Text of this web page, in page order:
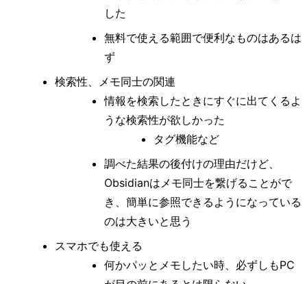
した
無料で使える範囲で便利なものはあるは
ず
検索性、メモ同士の関連
情報を検索したときにすぐに出てくるよ
うな検索性が欲しかった
タグ機能など
調べた結果の後付けの理由だけど、
Obsidianはメモ同士を繋げることがで
き、簡単に参照できるようになっている
のは大きいと思う
スマホでも使える
何かパッとメモしたい時、必ずしもPC